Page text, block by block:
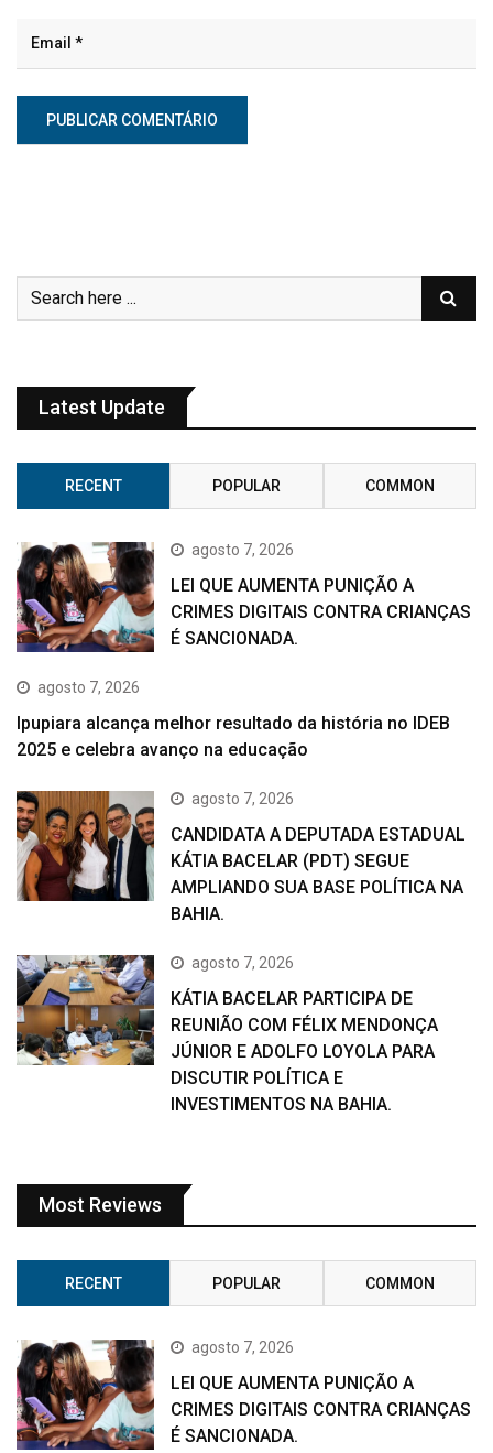
Latest Update
RECENT POPULAR COMMON
agosto 7, 2026
LEI QUE AUMENTA PUNIÇÃO A
CRIMES DIGITAIS CONTRA CRIANÇAS
É SANCIONADA.
agosto 7, 2026
Ipupiara alcança melhor resultado da história no IDEB
2025 e celebra avanço na educação
agosto 7, 2026
CANDIDATA A DEPUTADA ESTADUAL
KÁTIA BACELAR (PDT) SEGUE
AMPLIANDO SUA BASE POLÍTICA NA
BAHIA.
agosto 7, 2026
KÁTIA BACELAR PARTICIPA DE
REUNIÃO COM FÉLIX MENDONÇA
JÚNIOR E ADOLFO LOYOLA PARA
DISCUTIR POLÍTICA E
INVESTIMENTOS NA BAHIA.
Most Reviews
RECENT POPULAR COMMON
agosto 7, 2026
LEI QUE AUMENTA PUNIÇÃO A
CRIMES DIGITAIS CONTRA CRIANÇAS
É SANCIONADA.